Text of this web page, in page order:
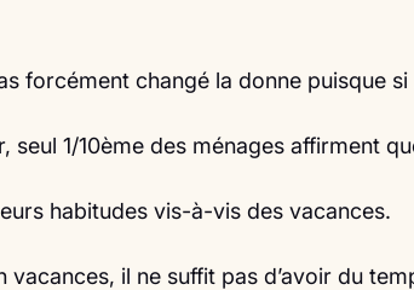
forcément changé la donne puisque
seul 1/10ème des ménages affirment
habitudes vis-à-vis des vacances.
vacances, il ne suffit pas d’avoir du